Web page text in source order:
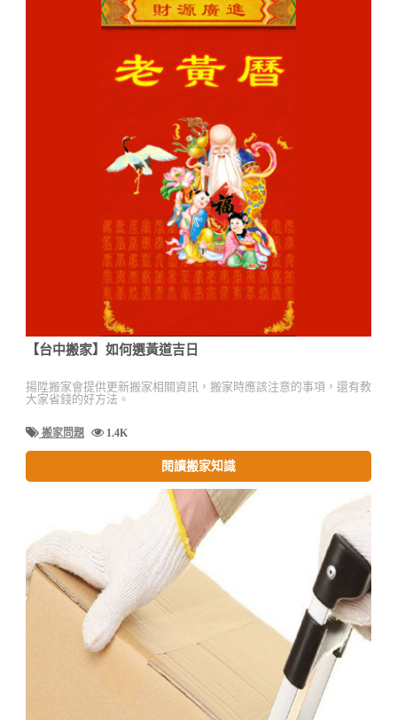
【台中搬家】如何選黃道吉日
揚陞搬家會提供更新搬家相關資訊，搬家時應該注意的事項，還有教
大家省錢的好方法。
搬家問題 1.4K
閱讀搬家知識